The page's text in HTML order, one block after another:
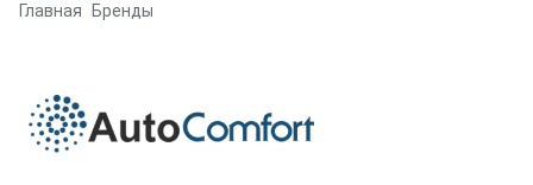
Главная Бренды